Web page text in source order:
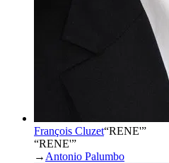
François Cluzet“RENE'”
“RENE'”
→ Antonio Palumbo